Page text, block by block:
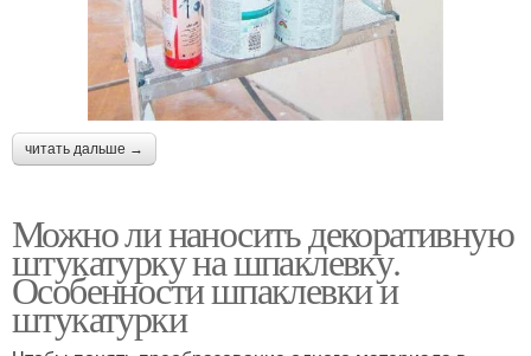
читать дальше →
Можно ли наносить декоративную
штукатурку на шпаклевку.
Особенности шпаклевки и
штукатурки